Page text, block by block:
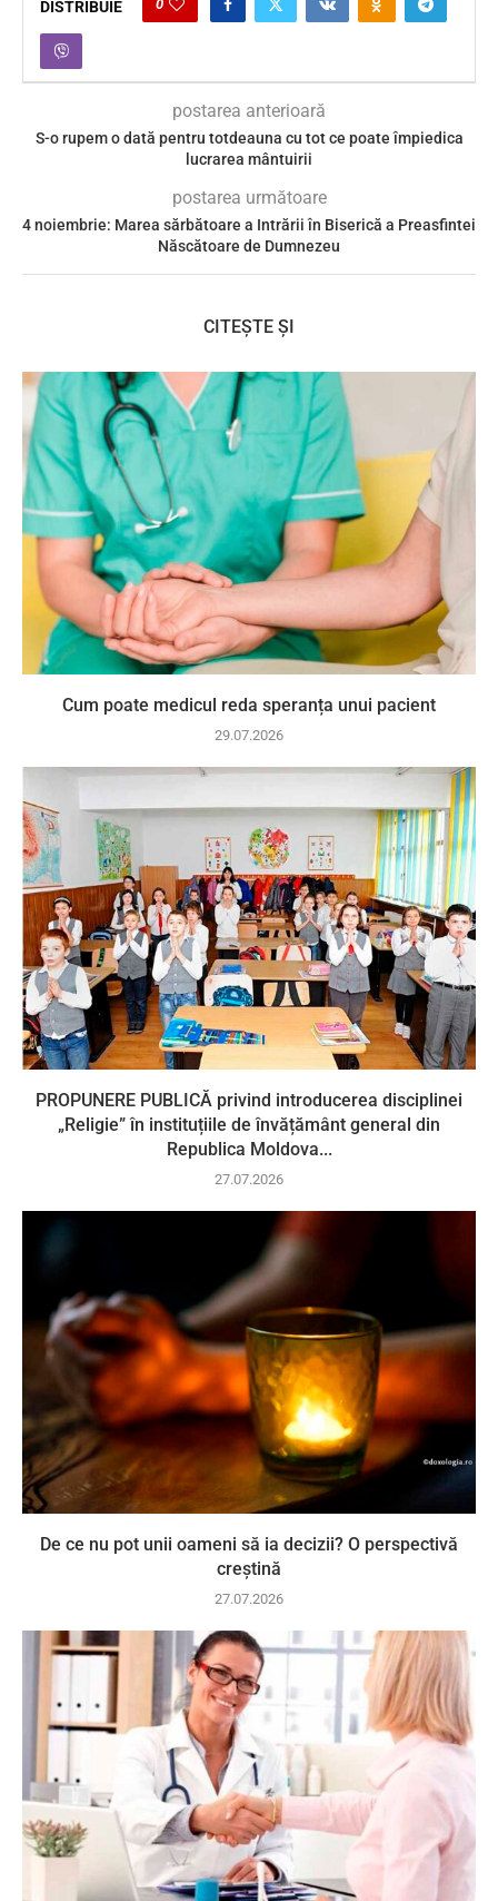
DISTRIBUIE 0
postarea anterioară
S-o rupem o dată pentru totdeauna cu tot ce poate împiedica
lucrarea mântuirii
postarea următoare
4 noiembrie: Marea sărbătoare a Intrării în Biserică a Preasfintei
Născătoare de Dumnezeu
CITEȘTE ȘI
Cum poate medicul reda speranța unui pacient
29.07.2026
PROPUNERE PUBLICĂ privind introducerea disciplinei
„Religie” în instituțiile de învățământ general din
Republica Moldova...
27.07.2026
De ce nu pot unii oameni să ia decizii? O perspectivă
creștină
27.07.2026